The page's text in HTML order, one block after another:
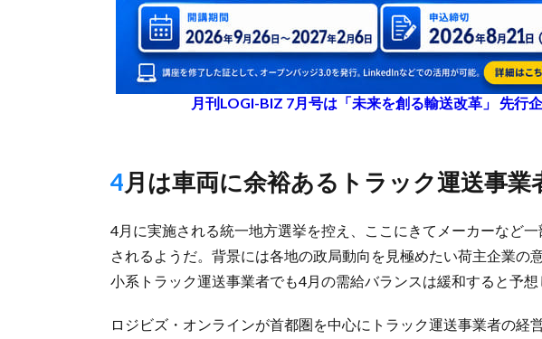
月刊LOGI-BIZ 7月号は「未来を創る輸送改革」 先行
4月は車両に余裕あるトラック運送事業
4月に実施される統一地方選挙を控え、ここにきてメーカーなど
されるようだ。背景には各地の政局動向を見極めたい荷主企業の
小系トラック運送事業者でも4月の需給バランスは緩和すると予想
ロジビズ・オンラインが首都圏を中心にトラック運送事業者の経